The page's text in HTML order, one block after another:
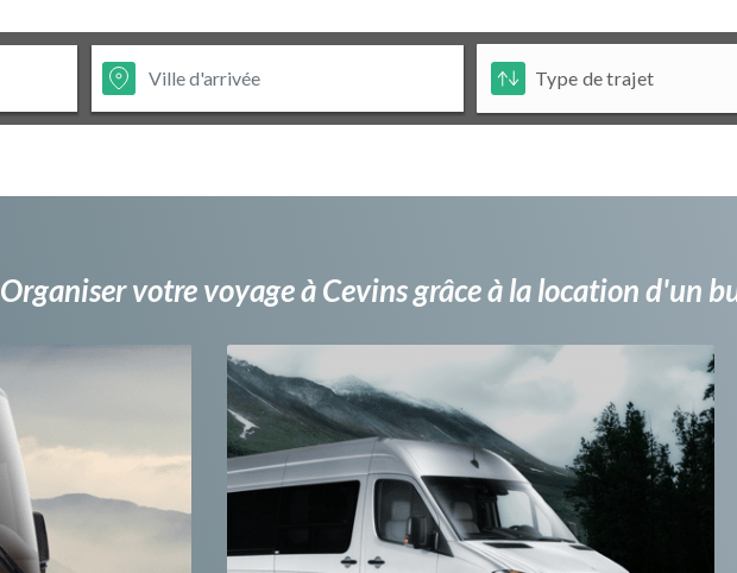
Organiser votre voyage à Cevins grâce à la location d'un